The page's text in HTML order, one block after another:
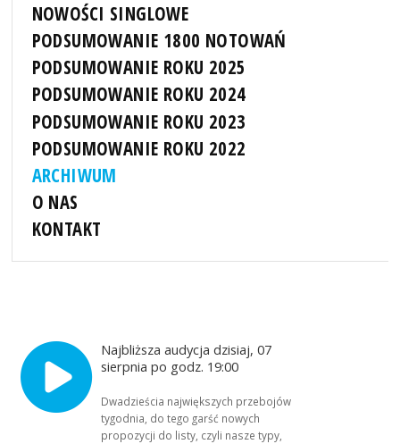
NOWOŚCI SINGLOWE
PODSUMOWANIE 1800 NOTOWAŃ
PODSUMOWANIE ROKU 2025
PODSUMOWANIE ROKU 2024
PODSUMOWANIE ROKU 2023
PODSUMOWANIE ROKU 2022
ARCHIWUM
O NAS
KONTAKT
Najbliższa audycja dzisiaj, 07
sierpnia po godz. 19:00
Dwadzieścia największych przebojów
tygodnia, do tego garść nowych
propozycji do listy, czyli nasze typy,